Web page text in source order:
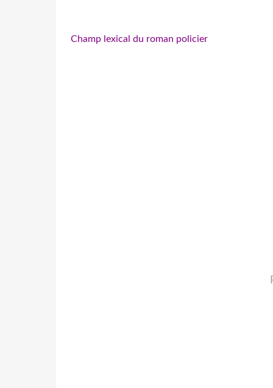
Champ lexical du roman policier